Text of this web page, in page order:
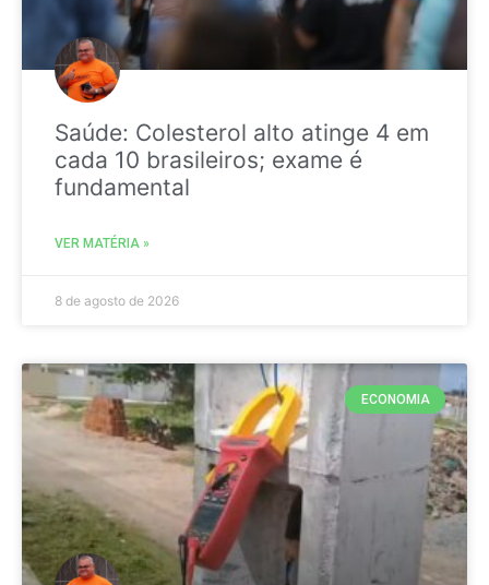
Saúde: Colesterol alto atinge 4 em
cada 10 brasileiros; exame é
fundamental
VER MATÉRIA »
8 de agosto de 2026
ECONOMIA